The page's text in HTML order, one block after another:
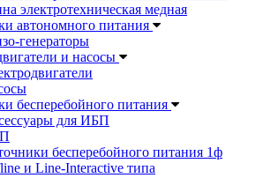
электротехническая медная
автономного питания
генераторы
и насосы
бесперебойного питания
для ИБП
бесперебойного питания 1ф
и Line-Interactive типа